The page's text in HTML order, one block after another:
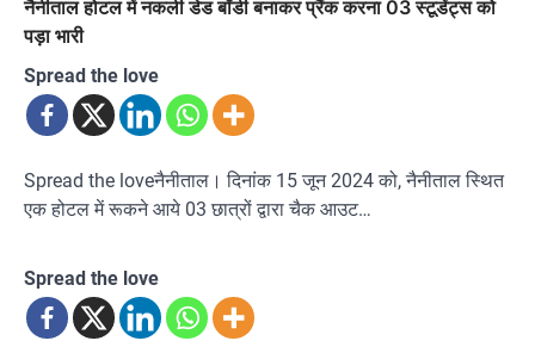
नैनीताल होटल में नकली डेड बॉडी बनाकर प्रैंक करना 03 स्टूडेंट्स को
पड़ा भारी
Spread the love
Spread the loveनैनीताल। दिनांक 15 जून 2024 को, नैनीताल स्थित
एक होटल में रूकने आये 03 छात्रों द्वारा चैक आउट…
Spread the love